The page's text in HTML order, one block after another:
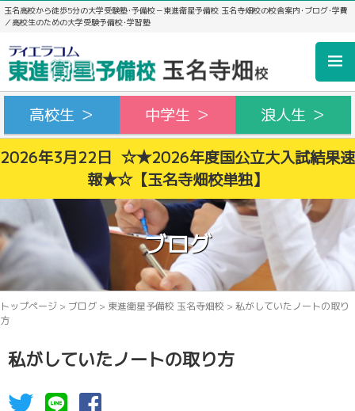
玉名高校から徒歩5分の大学受験塾･予備校－東進衛星予備校 玉名寺畑校の校舎案内･ブログ･学費
／高校生のための大学受験予備校･学習塾
高校生 ＞ 中学生 ＞
浪人生 ＞
2026年3月22日 ☆★2026年度国公立大入試結果速
報★☆【玉名寺畑校単独】
ブログ
トップページ > ブログ > 東進衛星予備校 玉名寺畑校 > 私がしていたノートの取り
方
私がしていたノートの取り方